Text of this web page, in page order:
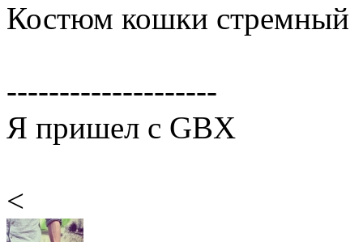
Костюм кошки стремный
--------------------
Я пришел с GBX
<